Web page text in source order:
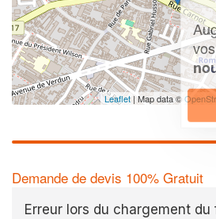
Leaflet | Map data ©
Demande de devis 100% Gratuit
Erreur lors du chargement du
Augmentez votre
vosmargestout
nouveaux
En